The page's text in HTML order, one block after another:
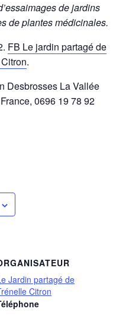
de jardins
de plantes médicinales.
FB Le jardin partagé de
.
Desbrosses La Vallée
0696 19 78 92
Jardin partagé de
Citron